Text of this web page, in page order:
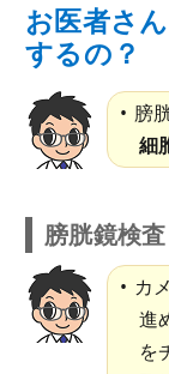
お医者さ
するの？
膀
細
膀胱鏡検査
カ
進
を